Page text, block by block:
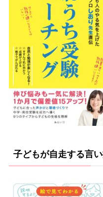
子どもが自走する言